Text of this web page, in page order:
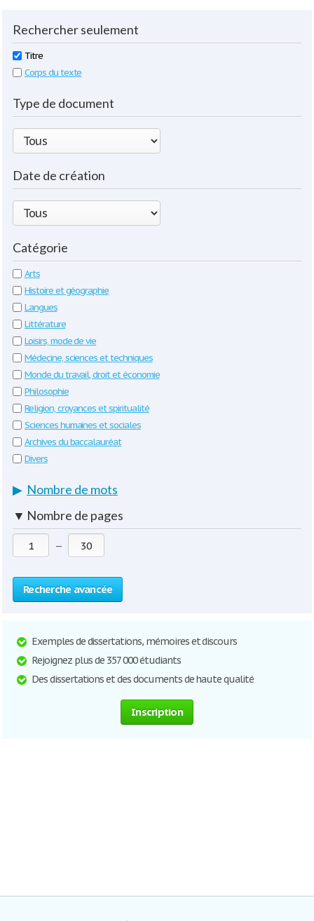
Rechercher seulement
Titre
Corps du texte
Type de document
Date de création
Catégorie
Arts
Histoire et géographie
Langues
Littérature
Loisirs, mode de vie
Médecine, sciences et techniques
Monde du travail, droit et économie
Philosophie
Religion, croyances et spiritualité
Sciences humaines et sociales
Archives du baccalauréat
Divers
▶ Nombre de mots
▼ Nombre de pages
—
Recherche avancée
Exemples de dissertations, mémoires et discours
Rejoignez plus de 357 000 étudiants
Des dissertations et des documents de haute qualité
Inscription